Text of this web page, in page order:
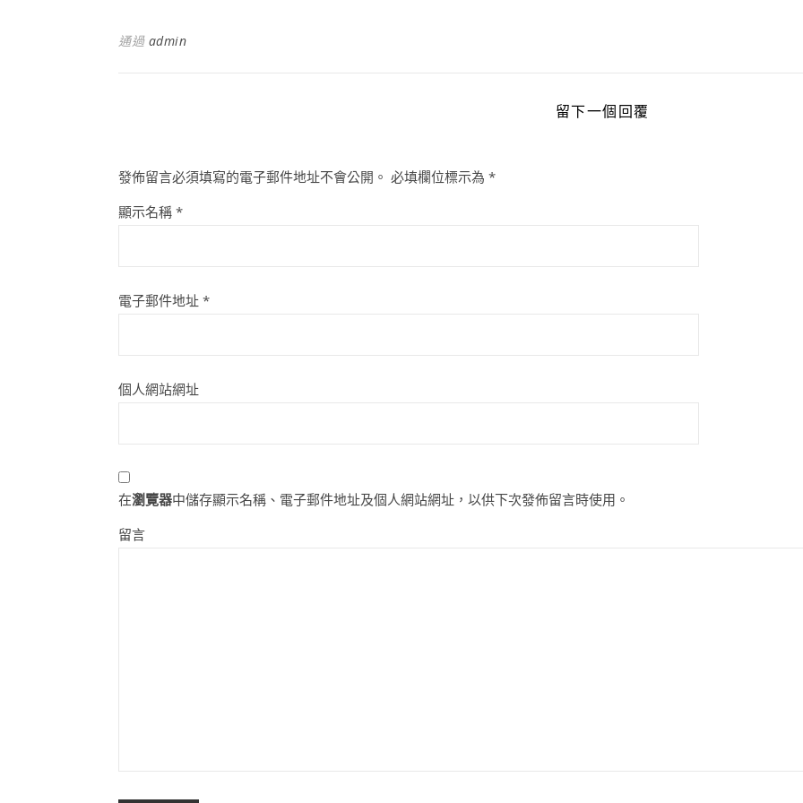
通過 admin
留下一個回覆
發佈留言必須填寫的電子郵件地址不會公開。 必填欄位標示為 *
顯示名稱 *
電子郵件地址 *
個人網站網址
在瀏覽器中儲存顯示名稱、電子郵件地址及個人網站網址，以供下次發佈留言時使用。
留言